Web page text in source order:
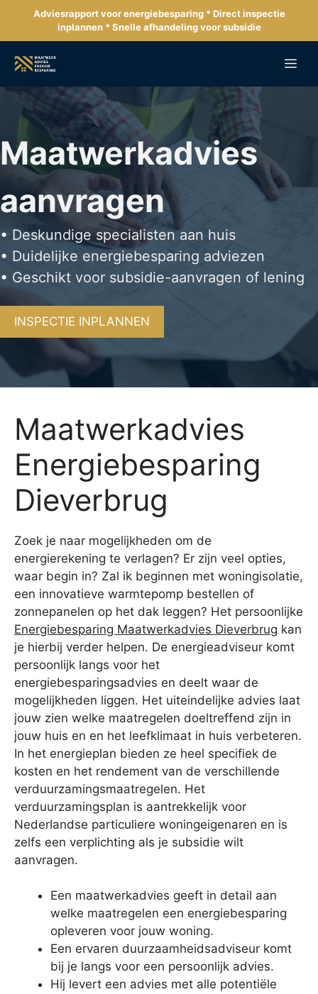
de
inhoud
Adviesrapport voor energiebesparing * Direct inspectie
inplannen * Snelle afhandeling voor subsidie
Maatwerkadvies
aanvragen
• Deskundige specialisten aan huis
• Duidelijke energiebesparing adviezen
• Geschikt voor subsidie-aanvragen of lening
INSPECTIE INPLANNEN
Maatwerkadvies
Energiebesparing
Dieverbrug
Zoek je naar mogelijkheden om de
energierekening te verlagen? Er zijn veel opties,
waar begin in? Zal ik beginnen met woningisolatie,
een innovatieve warmtepomp bestellen of
zonnepanelen op het dak leggen? Het persoonlijke
Energiebesparing Maatwerkadvies Dieverbrug kan
je hierbij verder helpen. De energieadviseur komt
persoonlijk langs voor het
energiebesparingsadvies en deelt waar de
mogelijkheden liggen. Het uiteindelijke advies laat
jouw zien welke maatregelen doeltreffend zijn in
jouw huis en en het leefklimaat in huis verbeteren.
In het energieplan bieden ze heel specifiek de
kosten en het rendement van de verschillende
verduurzamingsmaatregelen. Het
verduurzamingsplan is aantrekkelijk voor
Nederlandse particuliere woningeigenaren en is
zelfs een verplichting als je subsidie wilt
aanvragen.
Een maatwerkadvies geeft in detail aan
welke maatregelen een energiebesparing
opleveren voor jouw woning.
Een ervaren duurzaamheidsadviseur komt
bij je langs voor een persoonlijk advies.
Hij levert een advies met alle potentiële